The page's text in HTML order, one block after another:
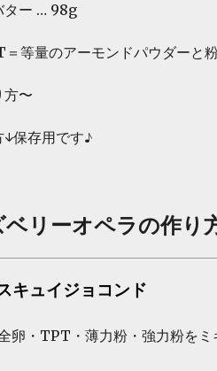
ター … 98g
等量のアーモンドパウダーと
方〜
↓保存用です♪
ベリーオペラの作り
キュイジョコンド
卵・TPT・薄力粉・強力粉を